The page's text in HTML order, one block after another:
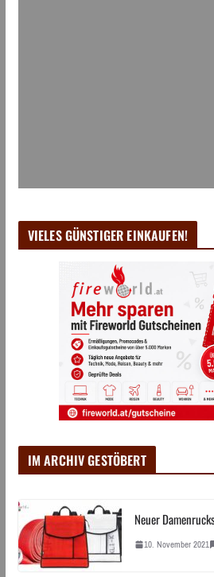
VIELES GÜNSTIGER EINKAUFEN!
IM ARCHIV GESTÖBERT
Neuer
10. November 2021